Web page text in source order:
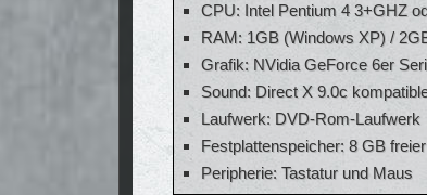
CPU: Intel Pentium 4 3+GHZ
RAM: 1GB (Windows XP) /
Grafik: NVidia GeForce 6er
Sound: Direct X 9.0c
Laufwerk: DVD-Rom-Laufwerk
Festplattenspeicher: 8 GB
Peripherie: Tastatur und Maus